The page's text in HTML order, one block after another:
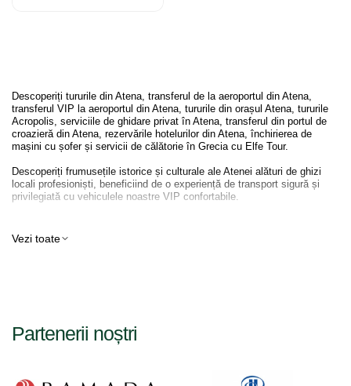
Descoperiți tururile din Atena, transferul de la aeroportul din Atena,
transferul VIP la aeroportul din Atena, tururile din orașul Atena, tururile
Acropolis, serviciile de ghidare privat în Atena, transferul din portul de
croazieră din Atena, rezervările hotelurilor din Atena, închirierea de
mașini cu șofer și servicii de călătorie în Grecia cu Elfe Tour.
Descoperiți frumusețile istorice și culturale ale Atenei alături de ghizi
locali profesioniști, beneficiind de o experiență de transport sigură și
privilegiată cu vehiculele noastre VIP confortabile.
✔ Serviciul de ghidare privat în Atena
Vezi toate
Partenerii noștri